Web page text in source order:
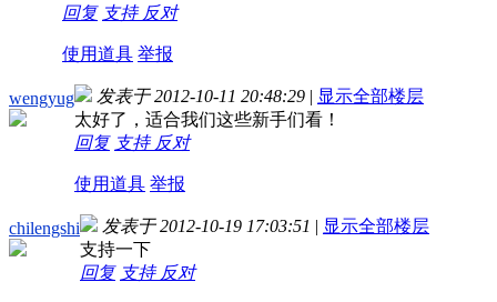
回复 支持 反对
使用道具 举报
wengyug 发表于 2012-10-11 20:48:29 | 显示全部楼层
太好了，适合我们这些新手们看！
回复 支持 反对
使用道具 举报
chilengshi 发表于 2012-10-19 17:03:51 | 显示全部楼层
支持一下
回复 支持 反对